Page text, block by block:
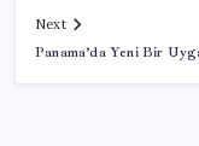
Next
Panama’da Yeni Bir